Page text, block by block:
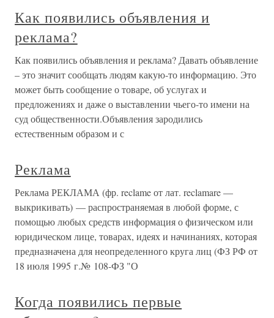
Как появились объявления и
реклама?
Как появились объявления и реклама? Давать объявление
– это значит сообщать людям какую-то информацию. Это
может быть сообщение о товаре, об услугах и
предложениях и даже о выставлении чьего-то имени на
суд общественности.Объявления зародились
естественным образом и с
Реклама
Реклама РЕКЛАМА (фр. reclame от лат. reclamare —
выкрикивать) — распространяемая в любой форме, с
помощью любых средств информация о физическом или
юридическом лице, товарах, идеях и начинаниях, которая
предназначена для неопределенного круга лиц (ФЗ РФ от
18 июля 1995 г.№ 108-ФЗ "О
Когда появились первые